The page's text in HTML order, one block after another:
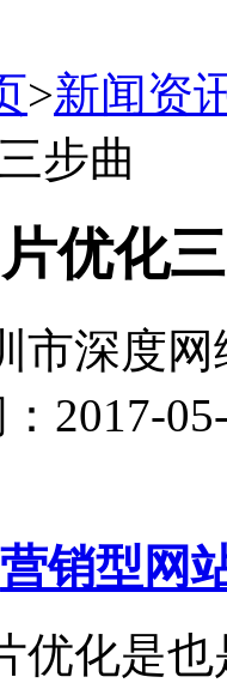
>新闻资
步曲
优化
市深度
2017-
营销型网
化是也